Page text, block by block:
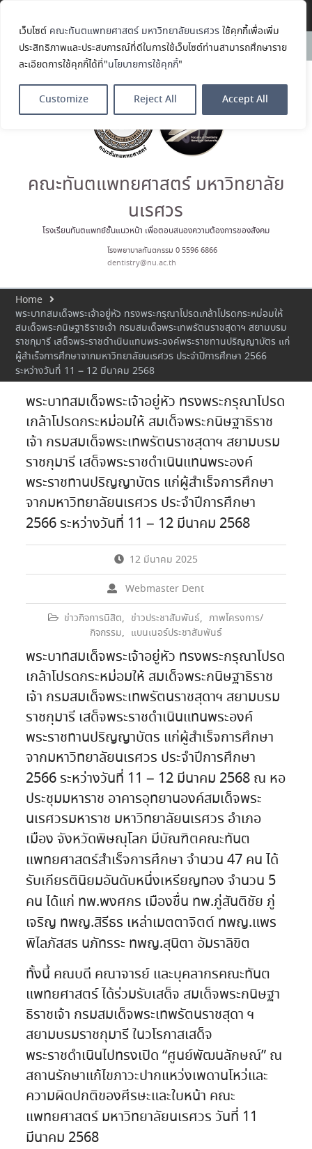
เว็บไซต์ คณะทันตแพทยศาสตร์ มหาวิทยาลัยนเรศวร ใช้คุกกี้เพื่อเพิ่ม
ประสิทธิภาพและประสบการณ์ที่ดีในการใช้เว็บไซต์ท่านสามารถศึกษาราย
ละเอียดการใช้คุกกี้ได้ที่"นโยบายการใช้คุกกี้"
Customize Reject All Accept All
News:
ประเทศไทย วาระ พ.ศ. 2569–2571
ประมวลภาพบรรยากาศกิจกรรม
Dent Connect Board Game
2569 ณ คณะทันแพทยศาสตร์
คณะทันตแพทยศาสตร์
มหาวิทยาลัยนเรศวร ร่วมออกบูธ
ประชาสัมพันธ์ หลักสูตรทันตแพทย
ศาสตรบัณฑิต และหลักสูตร
ประกาศนียบัตรผู้ช่วยทันตแพทย์
กิจกรรม NU Explore: เคลียร์ตัว
คณะทันตแพทยศาสตร์ มหาวิทยาลัย
นเรศวร
โรงเรียนทันตแพทย์ชั้นแนวหน้า เพื่อตอบสนองความต้องการของสังคม
โรงพยาบาลทันตกรรม 0 5596 6866
dentistry@nu.ac.th
Home
พระบาทสมเด็จพระเจ้าอยู่หัว ทรงพระกรุณาโปรดเกล้าโปรดกระหม่อมให้
สมเด็จพระกนิษฐาธิราชเจ้า กรมสมเด็จพระเทพรัตนราชสุดาฯ สยามบรม
ราชกุมารี เสด็จพระราชดำเนินแทนพระองค์พระราชทานปริญญาบัตร แก่
ผู้สำเร็จการศึกษาจากมหาวิทยาลัยนเรศวร ประจำปีการศึกษา 2566
ระหว่างวันที่ 11 – 12 มีนาคม 2568
พระบาทสมเด็จพระเจ้าอยู่หัว ทรงพระกรุณาโปรด
เกล้าโปรดกระหม่อมให้ สมเด็จพระกนิษฐาธิราช
เจ้า กรมสมเด็จพระเทพรัตนราชสุดาฯ สยามบรม
ราชกุมารี เสด็จพระราชดำเนินแทนพระองค์
พระราชทานปริญญาบัตร แก่ผู้สำเร็จการศึกษา
จากมหาวิทยาลัยนเรศวร ประจำปีการศึกษา
2566 ระหว่างวันที่ 11 – 12 มีนาคม 2568
12 มีนาคม 2025
Webmaster Dent
ข่าวกิจการนิสิต, ข่าวประชาสัมพันธ์, ภาพโครงการ/
กิจกรรม, แบนเนอร์ประชาสัมพันธ์
พระบาทสมเด็จพระเจ้าอยู่หัว ทรงพระกรุณาโปรด
เกล้าโปรดกระหม่อมให้ สมเด็จพระกนิษฐาธิราช
เจ้า กรมสมเด็จพระเทพรัตนราชสุดาฯ สยามบรม
ราชกุมารี เสด็จพระราชดำเนินแทนพระองค์
พระราชทานปริญญาบัตร แก่ผู้สำเร็จการศึกษา
จากมหาวิทยาลัยนเรศวร ประจำปีการศึกษา
2566 ระหว่างวันที่ 11 – 12 มีนาคม 2568 ณ หอ
ประชุมมหาราช อาคารอุทยานองค์สมเด็จพระ
นเรศวรมหาราช มหาวิทยาลัยนเรศวร อำเภอ
เมือง จังหวัดพิษณุโลก มีบัณฑิตคณะทันต
แพทยศาสตร์สำเร็จการศึกษา จำนวน 47 คน ได้
รับเกียรตินิยมอันดับหนึ่งเหรียญทอง จำนวน 5
คน ได้แก่ ทพ.พงศกร เมืองชื่น ทพ.ภู่สันติชัย ภู่
เจริญ ทพญ.สิรีธร เหล่าเมตตาจิตต์ ทพญ.แพร
พิไลภัสสร นภัทรระ ทพญ.สุนิตา อัมราลิขิต
ทั้งนี้ คณบดี คณาจารย์ และบุคลากรคณะทันต
แพทยศาสตร์ ได้ร่วมรับเสด็จ สมเด็จพระกนิษฐา
ธิราชเจ้า กรมสมเด็จพระเทพรัตนราชสุดา ฯ
สยามบรมราชกุมารี ในวโรกาสเสด็จ
พระราชดำเนินไปทรงเปิด “ศูนย์พัฒนลักษณ์” ณ
สถานรักษาแก้ไขภาวะปากแหว่งเพดานโหว่และ
ความผิดปกติของศีรษะและใบหน้า คณะ
แพทยศาสตร์ มหาวิทยาลัยนเรศวร วันที่ 11
มีนาคม 2568